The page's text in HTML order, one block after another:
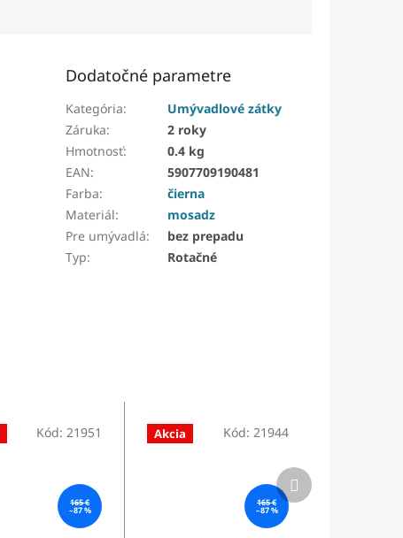
Dodatočné parametre
Kategória:
Umývadlové zátky
Záruka:
2 roky
Hmotnosť:
0.4 kg
EAN:
5907709190481
Farba:
čierna
Materiál:
mosadz
Pre umývadlá:
bez prepadu
Typ: Rotačné
165 €
–87 %
Kód:21951 Akcia
165 €
–87 %
Kód: 21944
Ďalší
produkt